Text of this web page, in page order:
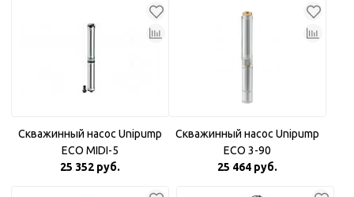
Скважинный насос Unipump
ECO MIDI-5
25 352 руб.
Скважинный насос Unipump
ECO 3-90
25 464 руб.